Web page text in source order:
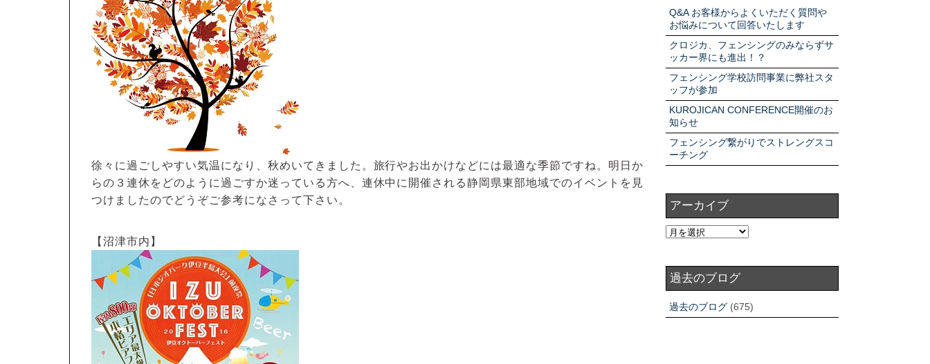
徐々に過ごしやすい気温になり、秋めいてきました。旅行やお出かけなどには最適な季節ですね。明日か
らの３連休をどのように過ごすか迷っている方へ、連休中に開催される静岡県東部地域でのイベントを見
つけましたのでどうぞご参考になさって下さい。
【沼津市内】
Q&A お客様からよくいただく質問や
お悩みについて回答いたします
クロジカ、フェンシングのみならずサ
ッカー界にも進出！？
フェンシング学校訪問事業に弊社スタ
ッフが参加
KUROJICAN CONFERENCE開催のお
知らせ
フェンシング繋がりでストレングスコ
ーチング
アーカイブ
過去のブログ
過去のブログ (675)